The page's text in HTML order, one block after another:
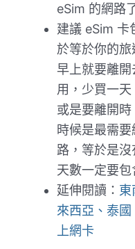
eSim 的網路
建議 eSim 卡
於等於你的
早上就要離
用，少買一
或是要離開
時候是最需
路，等於是
天數一定要包
延伸閱讀： 東
來西亞、泰
上網卡